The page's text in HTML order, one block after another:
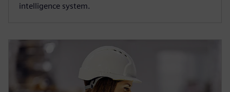
intelligence system.